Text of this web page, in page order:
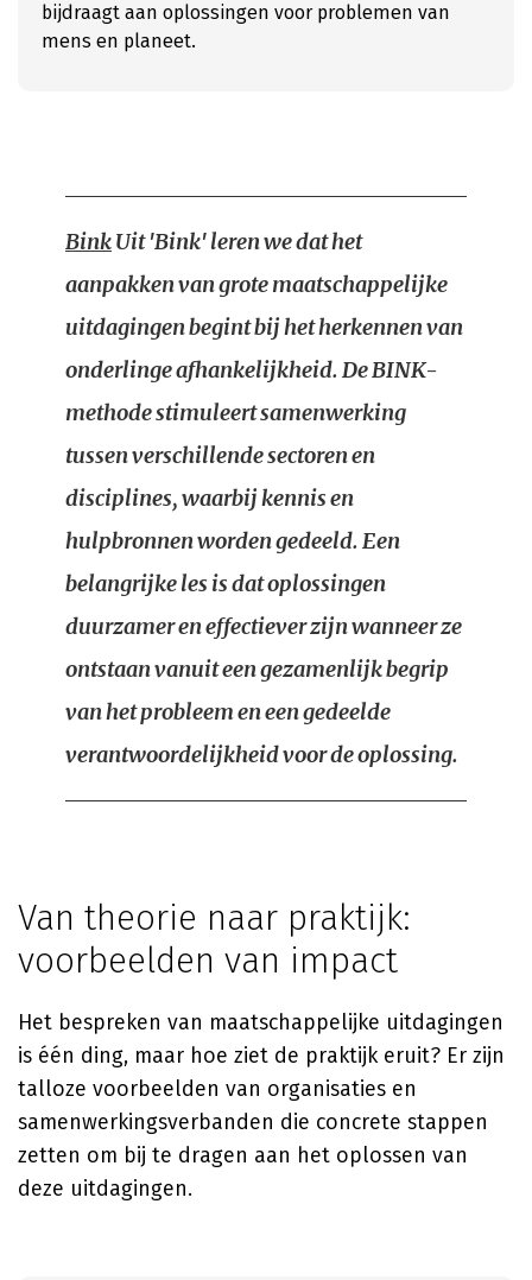
bijdraagt aan oplossingen voor problemen van
mens en planeet.
BinkUit 'Bink' leren we dat het
aanpakken van grote maatschappelijke
uitdagingen begint bij het herkennen van
onderlinge afhankelijkheid. De BINK-
methode stimuleert samenwerking
tussen verschillende sectoren en
disciplines, waarbij kennis en
hulpbronnen worden gedeeld. Een
belangrijke les is dat oplossingen
duurzamer en effectiever zijn wanneer ze
ontstaan vanuit een gezamenlijk begrip
van het probleem en een gedeelde
verantwoordelijkheid voor de oplossing.
Van theorie naar praktijk:
voorbeelden van impact
Het bespreken van maatschappelijke uitdagingen
is één ding, maar hoe ziet de praktijk eruit? Er zijn
talloze voorbeelden van organisaties en
samenwerkingsverbanden die concrete stappen
zetten om bij te dragen aan het oplossen van
deze uitdagingen.